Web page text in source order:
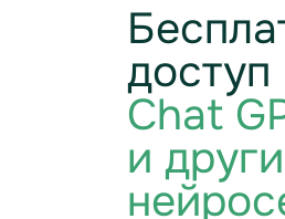
доступ
Chat
и